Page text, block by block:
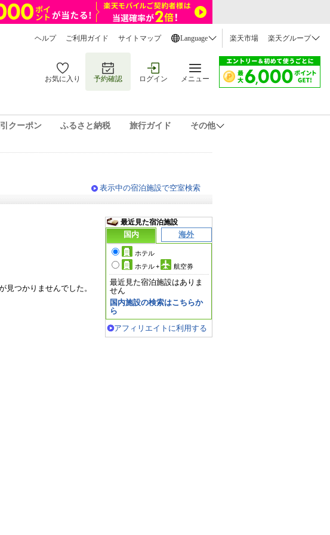
ヘルプ ご利用ガイド サイトマップ Language 楽天市場 楽天グループ
お気に入り 予約確認 ログイン メニュー
クーポン ふるさと納税 旅行ガイド その他
表示中の宿泊施設で空室検索
つかりませんでした。
最近見た宿泊施設
国内
海外
ホテル
ホテル+ 航空券
最近見た宿泊施設はありま
せん
国内施設の検索はこちらか
ら
アフィリエイトに利用する